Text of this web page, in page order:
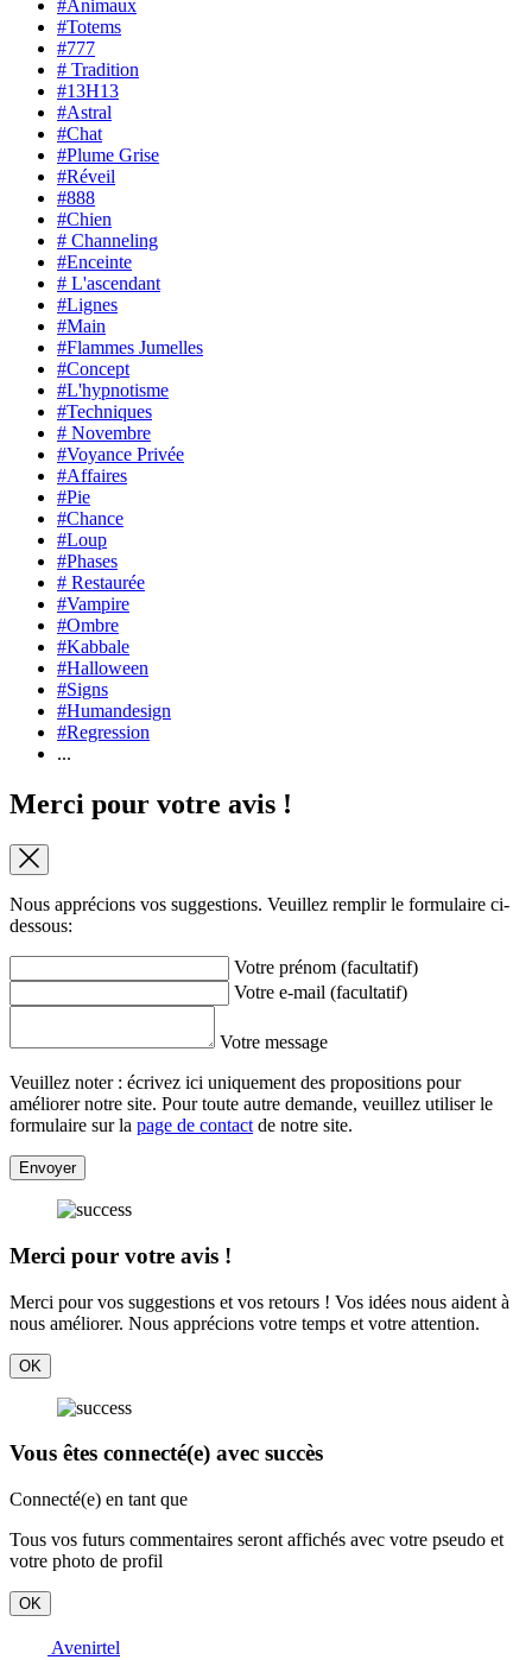
#Animaux
#Totems
#777
# Tradition
#13H13
#Astral
#Chat
#Plume Grise
#Réveil
#888
#Chien
# Channeling
#Enceinte
# L'ascendant
#Lignes
#Main
#Flammes Jumelles
#Concept
#L'hypnotisme
#Techniques
# Novembre
#Voyance Privée
#Affaires
#Pie
#Chance
#Loup
#Phases
# Restaurée
#Vampire
#Ombre
#Kabbale
#Halloween
#Signs
#Humandesign
#Regression
...
Merci pour votre avis !
Nous apprécions vos suggestions. Veuillez remplir le formulaire ci-
dessous:
Votre prénom (facultatif)
Votre e-mail (facultatif)
Votre message
Veuillez noter : écrivez ici uniquement des propositions pour
améliorer notre site. Pour toute autre demande, veuillez utiliser le
formulaire sur la page de contact de notre site.
Envoyer
Merci pour votre avis !
Merci pour vos suggestions et vos retours ! Vos idées nous aident à
nous améliorer. Nous apprécions votre temps et votre attention.
OK
Vous êtes connecté(e) avec succès
Connecté(e) en tant que
Tous vos futurs commentaires seront affichés avec votre pseudo et
votre photo de profil
OK
Avenirtel